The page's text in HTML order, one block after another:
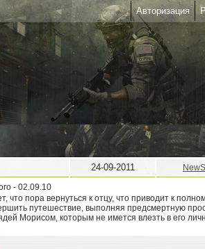
Авторизация
24-09-2011
что пора вернуться к отцу, что приводит к
путешествие, выполняя предсмертную
Морисом, которым не имется влезть в его